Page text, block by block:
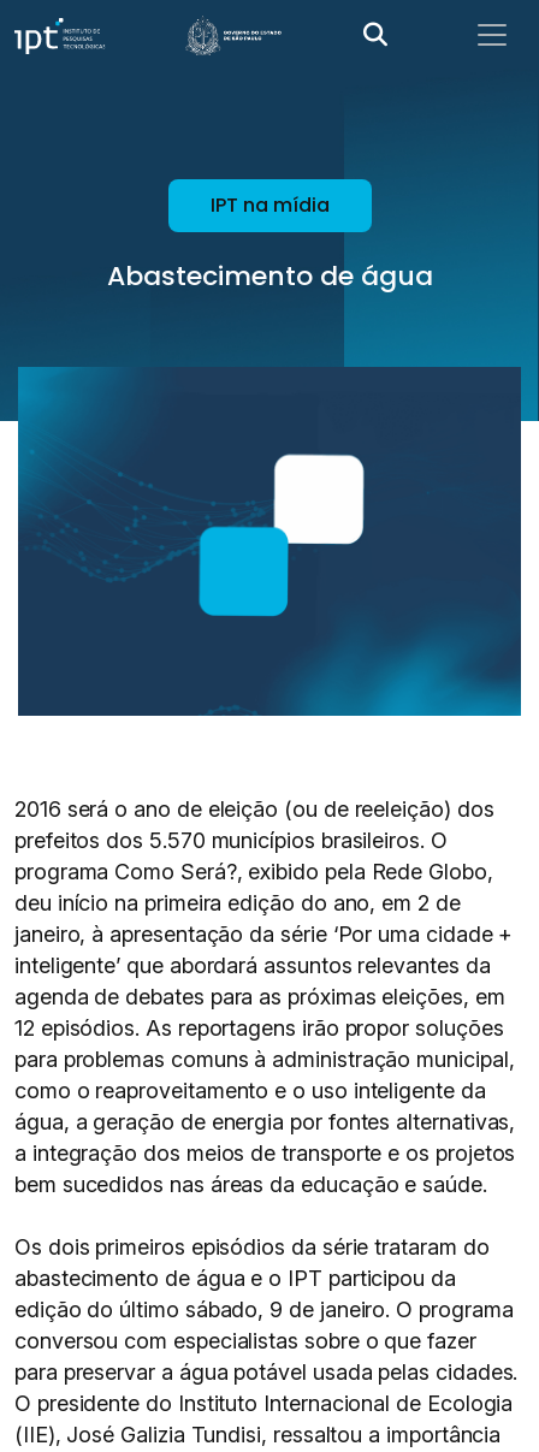
IPT na mídia
Abastecimento de água
2016 será o ano de eleição (ou de reeleição) dos
prefeitos dos 5.570 municípios brasileiros. O
programa Como Será?, exibido pela Rede Globo,
deu início na primeira edição do ano, em 2 de
janeiro, à apresentação da série ‘Por uma cidade +
inteligente’ que abordará assuntos relevantes da
agenda de debates para as próximas eleições, em
12 episódios. As reportagens irão propor soluções
para problemas comuns à administração municipal,
como o reaproveitamento e o uso inteligente da
água, a geração de energia por fontes alternativas,
a integração dos meios de transporte e os projetos
bem sucedidos nas áreas da educação e saúde.
Os dois primeiros episódios da série trataram do
abastecimento de água e o IPT participou da
edição do último sábado, 9 de janeiro. O programa
conversou com especialistas sobre o que fazer
para preservar a água potável usada pelas cidades.
O presidente do Instituto Internacional de Ecologia
(IIE), José Galizia Tundisi, ressaltou a importância